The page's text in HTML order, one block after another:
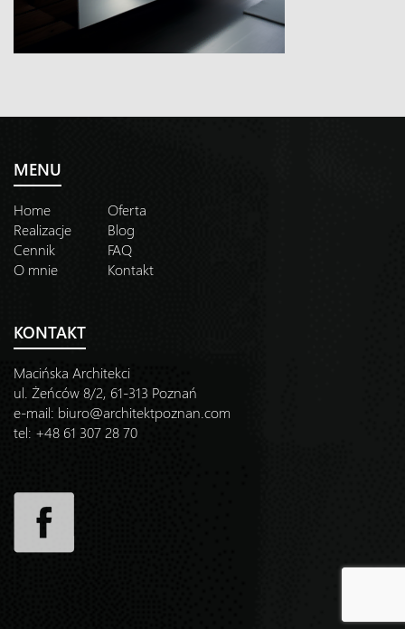
MENU
Home
Oferta
Realizacje
Blog
Cennik
FAQ
O mnie
Kontakt
KONTAKT
Macińska Architekci
ul. Żeńców 8/2, 61-313 Poznań
e-mail: biuro@architektpoznan.com
tel: +48 61 307 28 70